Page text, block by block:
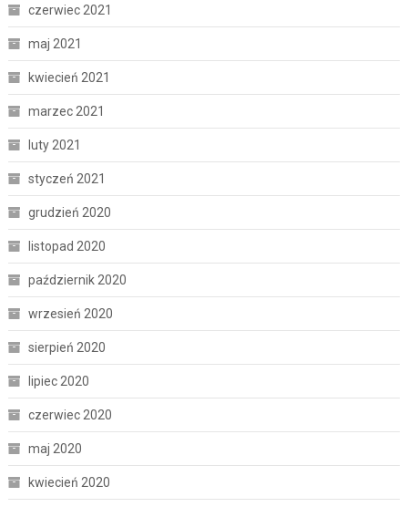
czerwiec 2021
maj 2021
kwiecień 2021
marzec 2021
luty 2021
styczeń 2021
grudzień 2020
listopad 2020
październik 2020
wrzesień 2020
sierpień 2020
lipiec 2020
czerwiec 2020
maj 2020
kwiecień 2020